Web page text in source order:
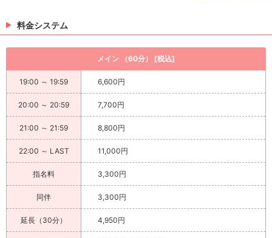
料金システム
メイン （60分） [税込]
19:00 ～ 19:59 6,600円
20:00 ～ 20:59 7,700円
21:00 ～ 21:59 8,800円
22:00 ～ LAST 11,000円
指名料 3,300円
同伴 3,300円
延長（30分） 4,950円